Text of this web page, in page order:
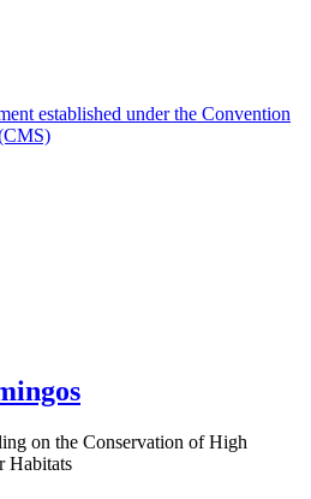
established under the Convention
on the Conservation of High
Habitats